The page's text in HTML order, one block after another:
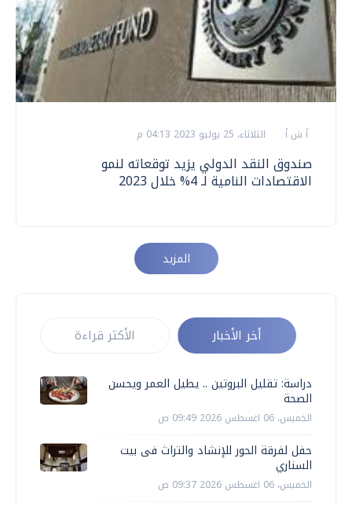
أ ش أ الثلاثاء، 25 يوليو 2023 04:13 م
صندوق النقد الدولي يزيد توقعاته لنمو
الاقتصادات النامية لـ 4% خلال 2023
المزيد
أخر الأخبار الأكثر قراءة
دراسة: تقليل البروتين .. يطيل العمر ويحسن
الصحة
الخميس، 06 اغسطس 2026 09:49 ص
حفل لفرقة الحور للإنشاد والتراث فى بيت
السناري
الخميس، 06 اغسطس 2026 09:37 ص